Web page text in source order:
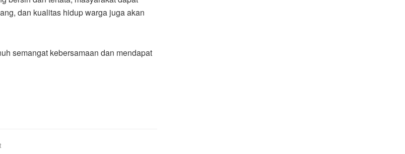
dan kualitas hidup warga juga akan
semangat kebersamaan dan mendapat